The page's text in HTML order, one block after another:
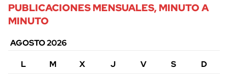
PUBLICACIONES MENSUALES, MINUTO A
MINUTO
AGOSTO 2026
L
M X J V S D